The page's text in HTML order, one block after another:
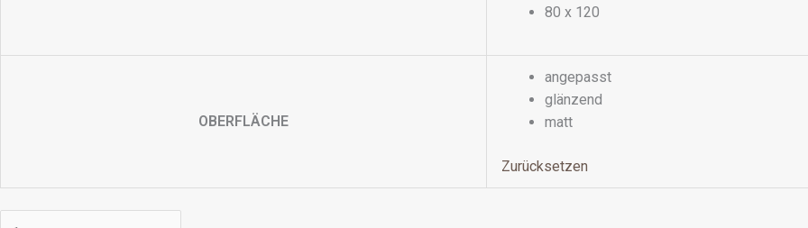
80 x 120
OBERFLÄCHE
angepasst
glänzend
matt
Zurücksetzen